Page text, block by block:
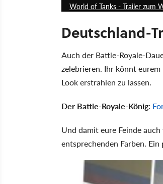
World of Tanks - Trailer zum
Deutschland-
Auch der Battle-Royale-
zelebrieren. Ihr könnt
Look erstrahlen zu lassen.
Der Battle-Royale-König:
Und damit eure Feinde
entsprechenden Farben.